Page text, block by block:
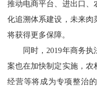
推动电商平台、进出口、
化追溯体系建设，未来肉
将获得更多保障。
同时，2019年商务执
案也在加快制定实施，农
经营等将成为专项整治